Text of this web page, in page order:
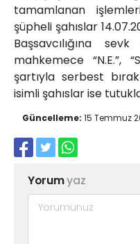
tamamlanan
şüpheli şahıslar
Başsavcılığına
mahkemece “N.E.”,
şartıyla serbest
isimli şahıslar ise
Güncelleme: 15 Temmuz
Yorumyaz